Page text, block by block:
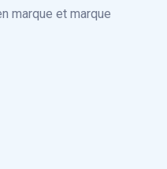
marque et marque